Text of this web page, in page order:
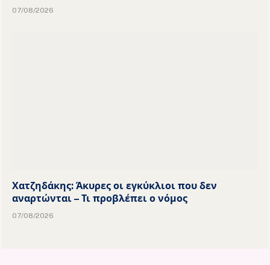
07/08/2026
Χατζηδάκης: Άκυρες οι εγκύκλιοι που δεν
αναρτώνται – Τι προβλέπει ο νόμος
07/08/2026